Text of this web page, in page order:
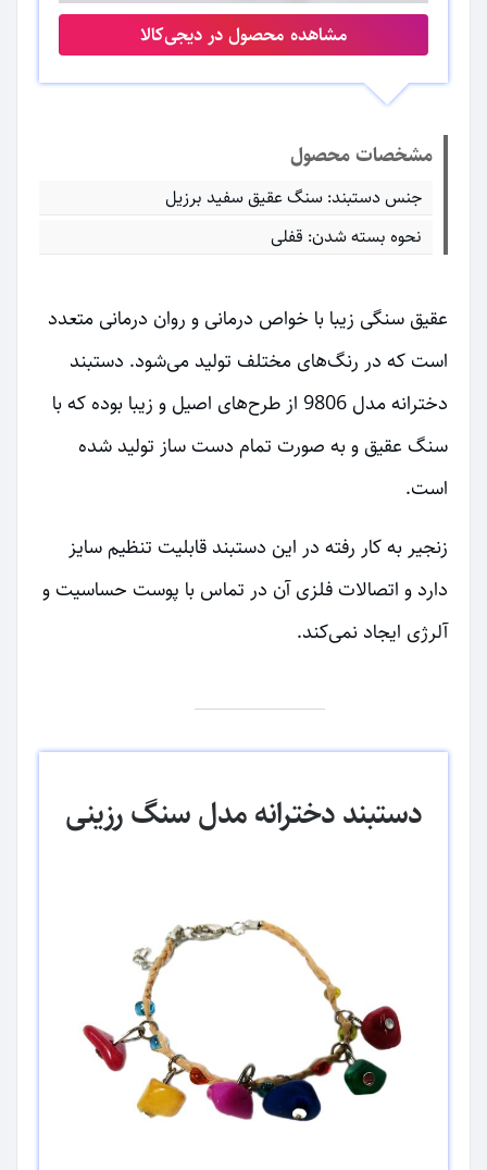
مشاهده محصول در دیجی‌کالا
مشخصات محصول
جنس دستبند: سنگ عقیق سفید برزیل
نحوه بسته شدن: قفلی
عقیق سنگی زیبا با خواص درمانی و روان درمانی متعدد
است که در رنگ‌های مختلف تولید می‌شود. دستبند
دخترانه مدل 9806 از طرح‌های اصیل و زیبا بوده که با
سنگ عقیق و به صورت تمام دست ساز تولید شده
است.
زنجیر به کار رفته در این دستبند قابلیت تنظیم سایز
دارد و اتصالات فلزی آن در تماس با پوست حساسیت و
آلرژی ایجاد نمی‌کند.
دستبند دخترانه مدل سنگ رزینی